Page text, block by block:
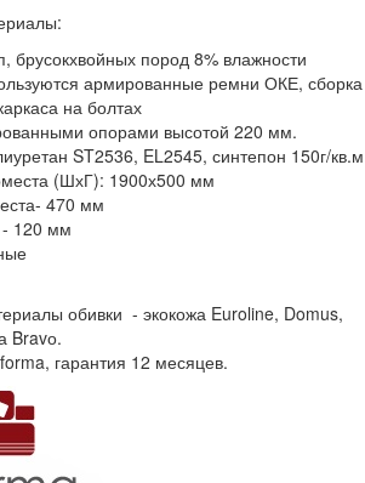
пород 8% влажности
армированные ремни ОКЕ, сборка
на болтах
опорами высотой 220 мм.
ST2536, EL2545, синтепон 150г/кв.м
(ШхГ): 1900х500 мм
470 мм
- 120 мм
обивки - экокожа Euroline, Domus,
Bravо.
гарантия 12 месяцев.